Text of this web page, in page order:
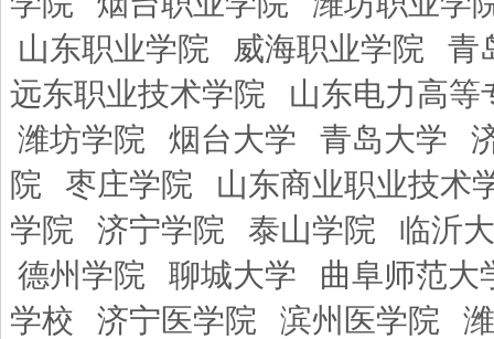
山东职业学院
威海职业学院
青
远东职业技术学院
山东电力高等
潍坊学院
烟台大学 青岛大学
院
枣庄学院
山东商业职业技术
学院
济宁学院 泰山学院
临沂
德州学院
聊城大学
曲阜师范大
学校
济宁医学院 滨州医学院